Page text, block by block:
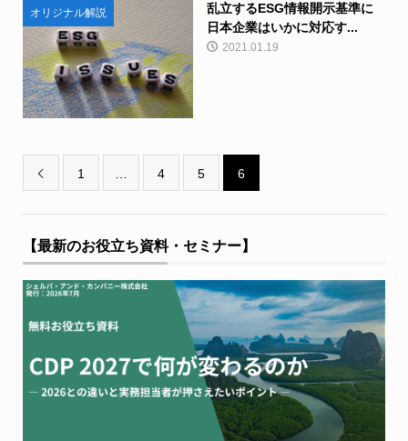
オリジナル解説
乱立するESG情報開示基準に
日本企業はいかに対応す...
2021.01.19
 1 4 5 6
【最新のお役立ち資料・セミナー】